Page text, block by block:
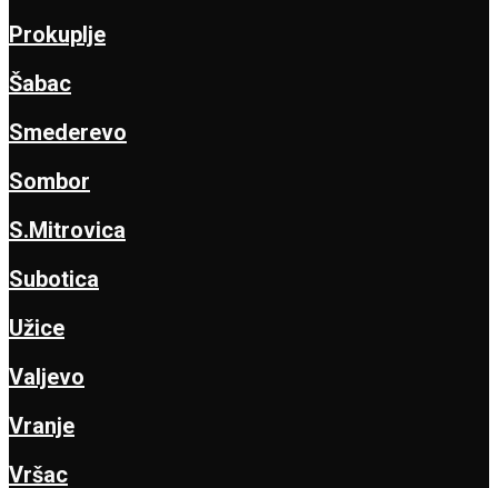
Prokuplje
Šabac
Smederevo
Sombor
S.Mitrovica
Subotica
Užice
Valjevo
Vranje
Vršac